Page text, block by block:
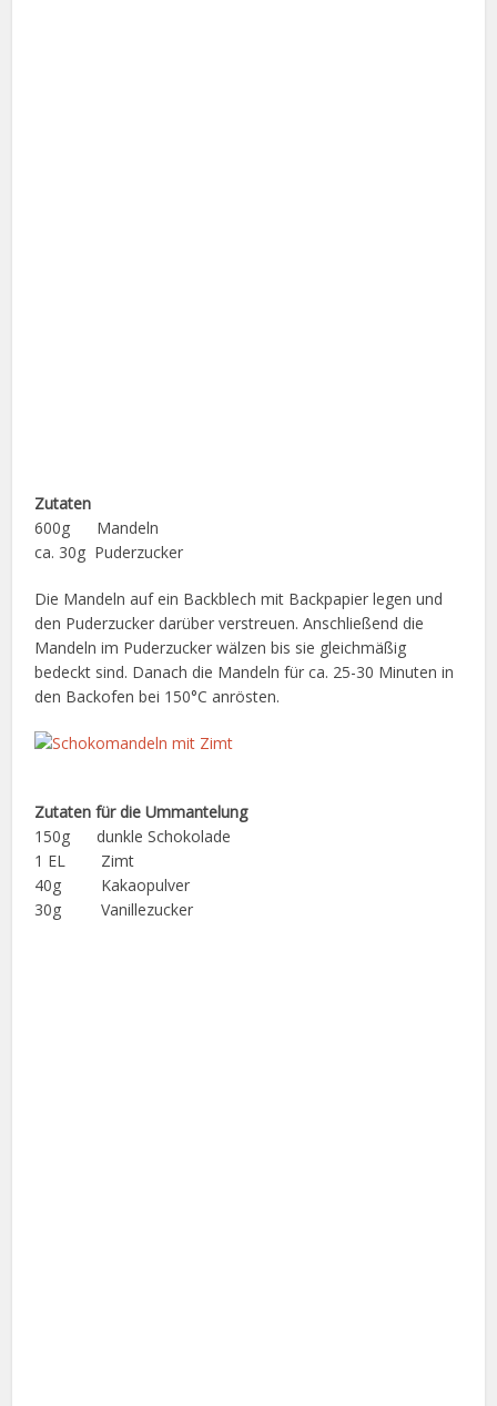
Zutaten
600g Mandeln
ca. 30g Puderzucker
Die Mandeln auf ein Backblech mit Backpapier legen und
den Puderzucker darüber verstreuen. Anschließend die
Mandeln im Puderzucker wälzen bis sie gleichmäßig
bedeckt sind. Danach die Mandeln für ca. 25-30 Minuten in
den Backofen bei 150°C anrösten.
Zutaten für die Ummantelung
150g dunkle Schokolade
1 EL Zimt
40g Kakaopulver
30g Vanillezucker